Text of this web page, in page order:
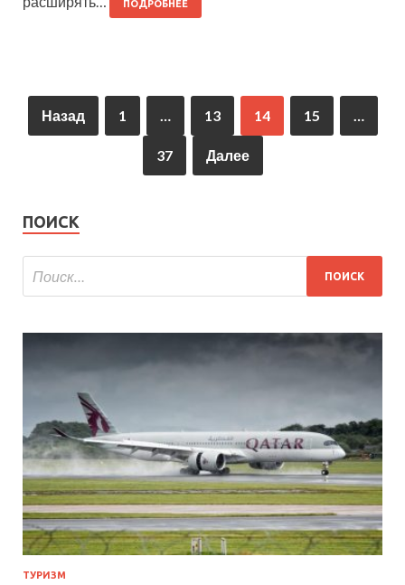
ПОДРОБНЕЕ
Назад 1 … 13 14 15 …
37 Далее
ПОИСК
ТУРИЗМ